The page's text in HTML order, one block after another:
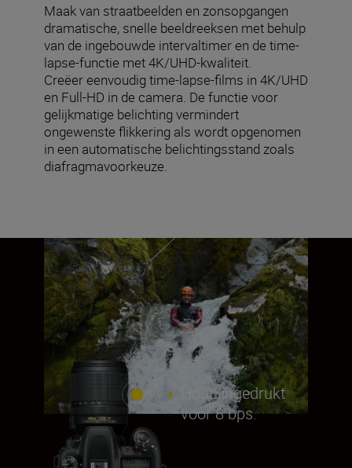
Maak van straatbeelden en zonsopgangen
dramatische, snelle beeldreeksen met behulp
van de ingebouwde intervaltimer en de time-
lapse-functie met 4K/UHD-kwaliteit.
Creëer eenvoudig time-lapse-films in 4K/UHD
en Full-HD in de camera. De functie voor
gelijkmatige belichting vermindert
ongewenste flikkering als wordt opgenomen
in een automatische belichtingsstand zoals
diafragmavoorkeuze.
Houd ingedrukt
voor 8 bps.